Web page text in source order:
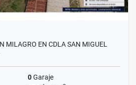
MILAGRO EN CDLA SAN MIGUEL
0Garaje